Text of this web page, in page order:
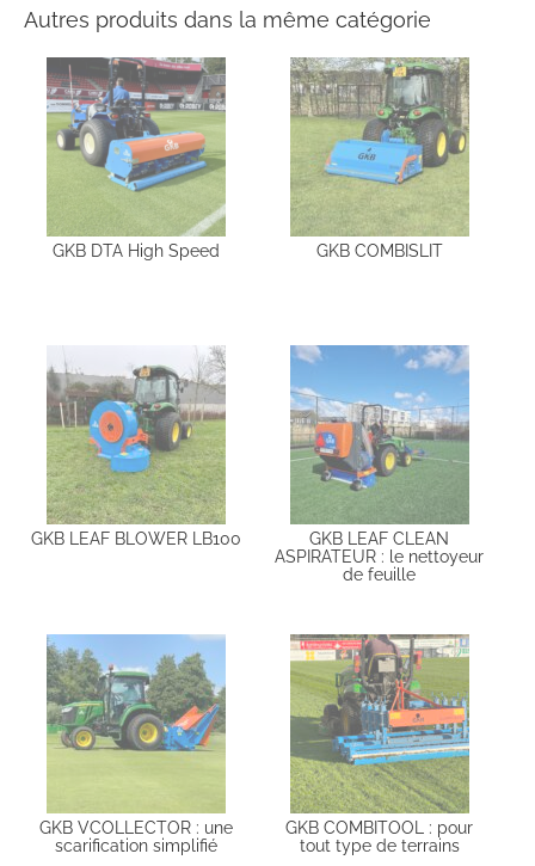
Autres produits dans la même catégorie
GKB DTA High Speed GKB COMBISLIT
GKB LEAF BLOWER LB100
GKB LEAF CLEAN
ASPIRATEUR : le nettoyeur
de feuille
GKB VCOLLECTOR : une
scarification simplifié
GKB COMBITOOL : pour
tout type de terrains